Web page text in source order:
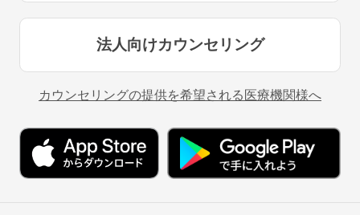
法人向けカウンセリング
カウンセリングの提供を希望される医療機関様へ